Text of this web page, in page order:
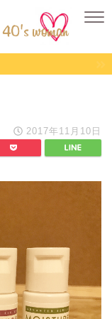
2017年11月10日